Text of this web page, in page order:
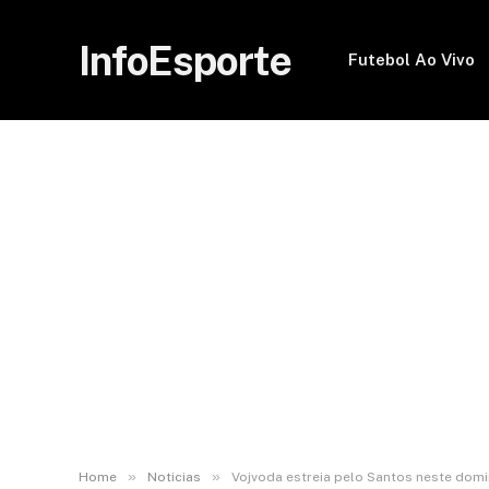
InfoEsporte Futebol Ao Vivo
Home » Noticias » Vojvoda estreia pelo Santos neste